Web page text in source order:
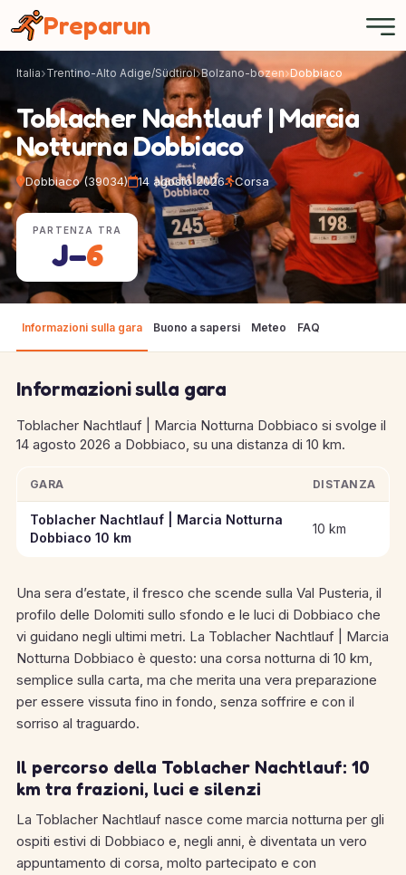
Preparun
Italia Trentino-Alto Adige/Südtirol Bolzano-bozen Dobbiaco
Toblacher Nachtlauf | Marcia
Notturna Dobbiaco
Dobbiaco (39034) 14 agosto 2026 Corsa
PARTENZA TRA
J−6
Informazioni sulla gara Buono a sapersi Meteo FAQ
Informazioni sulla gara
Toblacher Nachtlauf | Marcia Notturna Dobbiaco si svolge il
14 agosto 2026 a Dobbiaco, su una distanza di 10 km.
Informazioni chiave sulle gare di Toblacher Nachtlauf |
GARA DISTANZA
Toblacher Nachtlauf | Marcia Notturna
Dobbiaco 10 km
10 km
Una sera d’estate, il fresco che scende sulla Val Pusteria, il
profilo delle Dolomiti sullo sfondo e le luci di Dobbiaco che
vi guidano negli ultimi metri. La Toblacher Nachtlauf | Marcia
Notturna Dobbiaco è questo: una corsa notturna di 10 km,
semplice sulla carta, ma che merita una vera preparazione
per essere vissuta fino in fondo, senza soffrire e con il
sorriso al traguardo.
Il percorso della Toblacher Nachtlauf: 10
km tra frazioni, luci e silenzi
La Toblacher Nachtlauf nasce come marcia notturna per gli
ospiti estivi di Dobbiaco e, negli anni, è diventata un vero
appuntamento di corsa, molto partecipato e con
Pannello di gestione dei cookies